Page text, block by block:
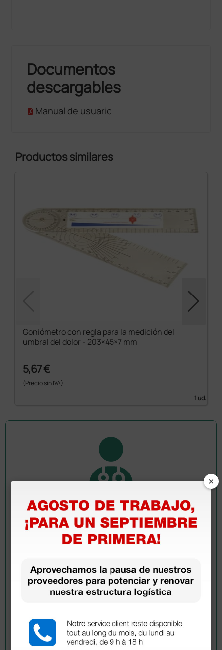
Documentos
descargables
Manual de usuario
Productos similares
Goniómetro con regla para la medición del
umbral del dolor - 203×45×7 mm
5,67 €
(Precio sin IVA)
1 ud.
Pregúntale a un colega
¿Todavía tienes alguna duda? ¿Necesitas más
información?
Envía tu pregunta
×